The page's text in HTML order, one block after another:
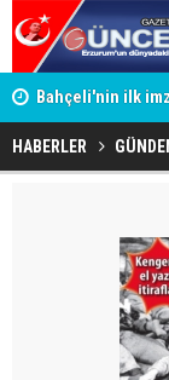
Bahçeli'nin ilk
İşte imzalamayan
HABERLER